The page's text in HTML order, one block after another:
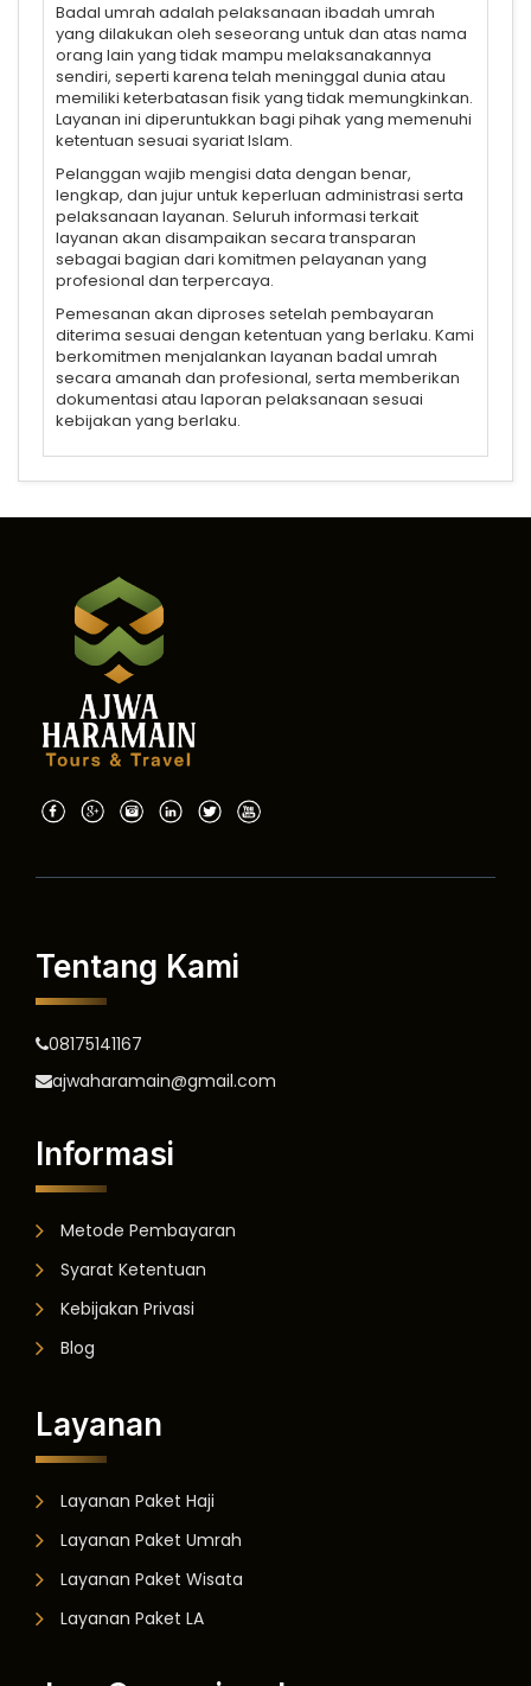
Badal umrah adalah pelaksanaan ibadah umrah
yang dilakukan oleh seseorang untuk dan atas nama
orang lain yang tidak mampu melaksanakannya
sendiri, seperti karena telah meninggal dunia atau
memiliki keterbatasan fisik yang tidak memungkinkan.
Layanan ini diperuntukkan bagi pihak yang memenuhi
ketentuan sesuai syariat Islam.
Pelanggan wajib mengisi data dengan benar,
lengkap, dan jujur untuk keperluan administrasi serta
pelaksanaan layanan. Seluruh informasi terkait
layanan akan disampaikan secara transparan
sebagai bagian dari komitmen pelayanan yang
profesional dan terpercaya.
Pemesanan akan diproses setelah pembayaran
diterima sesuai dengan ketentuan yang berlaku. Kami
berkomitmen menjalankan layanan badal umrah
secara amanah dan profesional, serta memberikan
dokumentasi atau laporan pelaksanaan sesuai
kebijakan yang berlaku.
Tentang Kami
08175141167
ajwaharamain@gmail.com
Informasi
Metode Pembayaran
Syarat Ketentuan
Kebijakan Privasi
Blog
Layanan
Layanan Paket Haji
Layanan Paket Umrah
Layanan Paket Wisata
Layanan Paket LA